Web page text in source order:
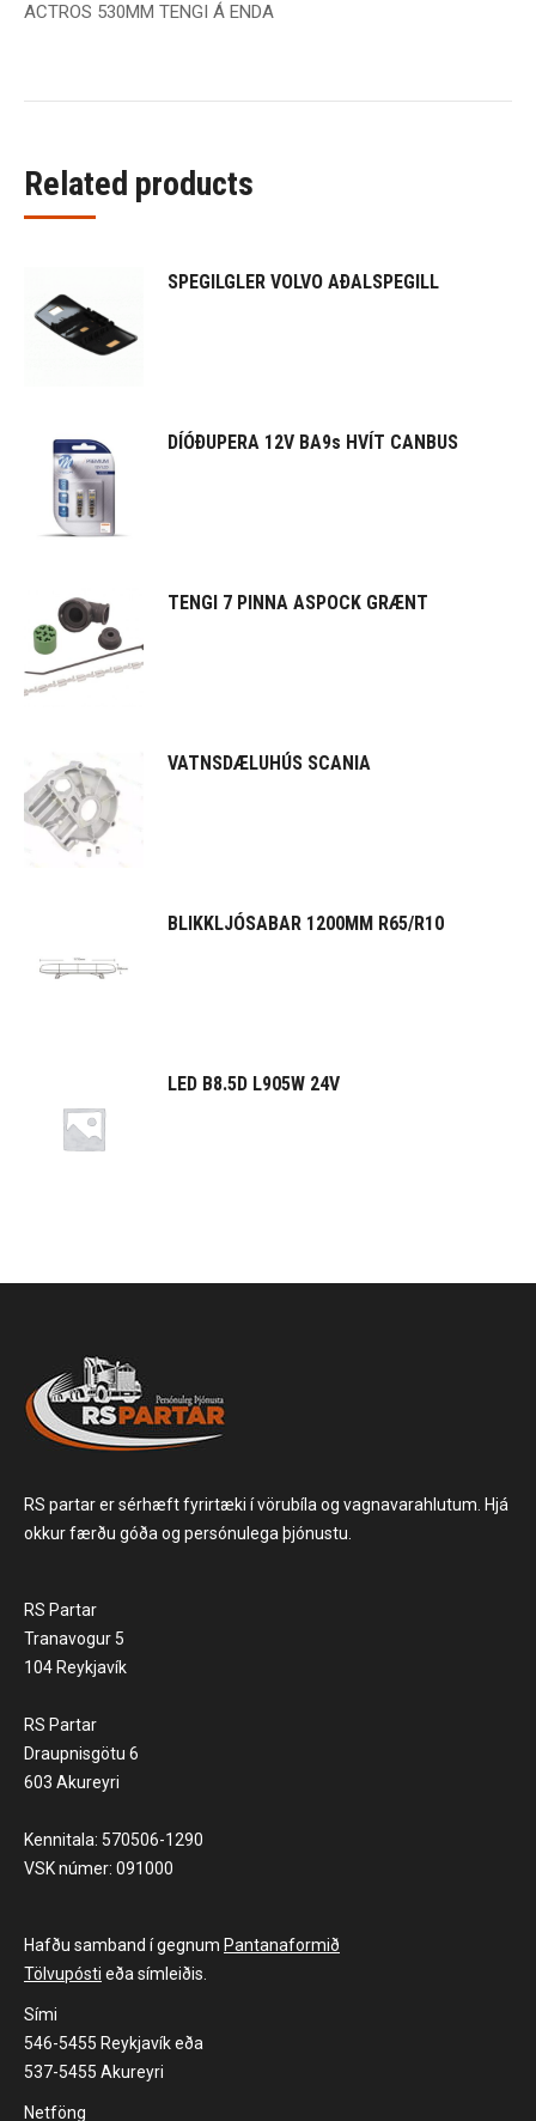
ACTROS 530MM TENGI Á ENDA
Related products
SPEGILGLER VOLVO AÐALSPEGILL
DÍÓÐUPERA 12V BA9s HVÍT CANBUS
TENGI 7 PINNA ASPOCK GRÆNT
VATNSDÆLUHÚS SCANIA
BLIKKLJÓSABAR 1200MM R65/R10
LED B8.5D L905W 24V
RS partar er sérhæft fyrirtæki í vörubíla og vagnavarahlutum. Hjá
okkur færðu góða og persónulega þjónustu.
RS Partar
Tranavogur 5
104 Reykjavík
RS Partar
Draupnisgötu 6
603 Akureyri
Kennitala: 570506-1290
VSK númer: 091000
Hafðu samband í gegnum Pantanaformið
Tölvupósti eða símleiðis.
Sími
546-5455 Reykjavík eða
537-5455 Akureyri
Netföng